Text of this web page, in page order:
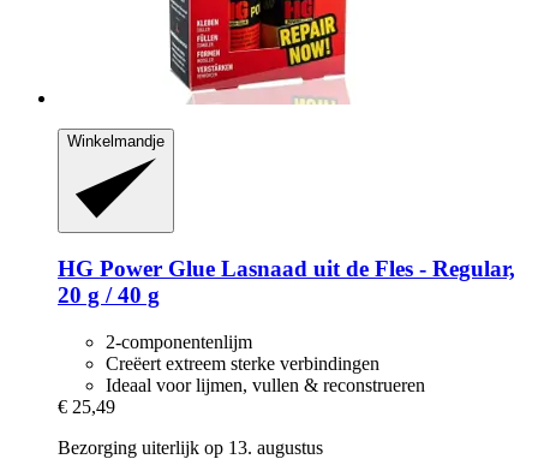
Winkelmandje
HG Power Glue Lasnaad uit de Fles -​ Regular,
20 g / 40 g
2-componentenlijm
Creëert extreem sterke verbindingen
Ideaal voor lijmen, vullen & reconstrueren
€ 25,49
Bezorging uiterlijk op 13. augustus